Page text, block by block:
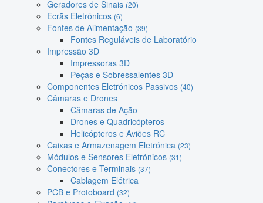
Geradores de Sinais (20)
Ecrãs Eletrónicos (6)
Fontes de Alimentação (39)
Fontes Reguláveis de Laboratório
Impressão 3D
Impressoras 3D
Peças e Sobressalentes 3D
Componentes Eletrónicos Passivos (40)
Câmaras e Drones
Câmaras de Ação
Drones e Quadricópteros
Helicópteros e Aviões RC
Caixas e Armazenagem Eletrónica (23)
Módulos e Sensores Eletrónicos (31)
Conectores e Terminais (37)
Cablagem Elétrica
PCB e Protoboard (32)